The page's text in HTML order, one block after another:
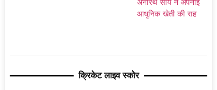
क्रिकेट लाइव स्कोर